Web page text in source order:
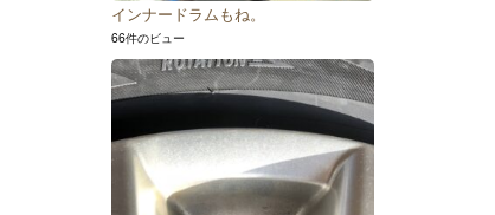
インナードラムもね。
66件のビュー